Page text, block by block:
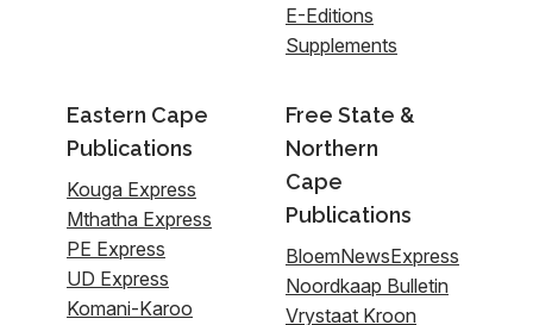
E-Editions
Supplements
Eastern Cape
Publications
Kouga Express
Mthatha Express
PE Express
UD Express
Komani-Karoo
Free State &
Northern
Cape
Publications
BloemNewsExpress
Noordkaap Bulletin
Vrystaat Kroon